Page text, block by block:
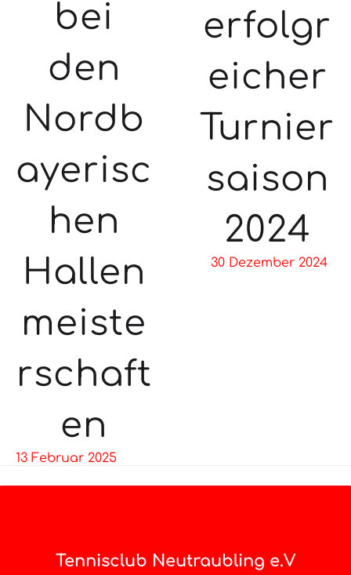
bei
den
Nordb
ayerisc
hen
Hallen
meiste
rschaft
en
13 Februar 2025
erfolgr
eicher
Turnier
saison
2024
30 Dezember 2024
Tennisclub Neutraubling e.V